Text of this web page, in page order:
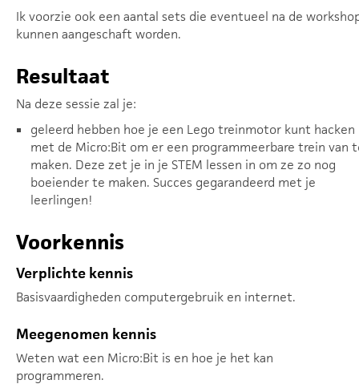
Ik voorzie ook een aantal sets die eventueel na de
kunnen aangeschaft worden.
Resultaat
Na deze sessie zal je:
geleerd hebben hoe je een Lego treinmotor kunt hacken
met de Micro:Bit om er een programmeerbare trein van
maken. Deze zet je in je STEM lessen in om ze zo nog
boeiender te maken. Succes gegarandeerd met je
leerlingen!
Voorkennis
Verplichte kennis
Basisvaardigheden computergebruik en internet.
Meegenomen kennis
Weten wat een Micro:Bit is en hoe je het kan
programmeren.